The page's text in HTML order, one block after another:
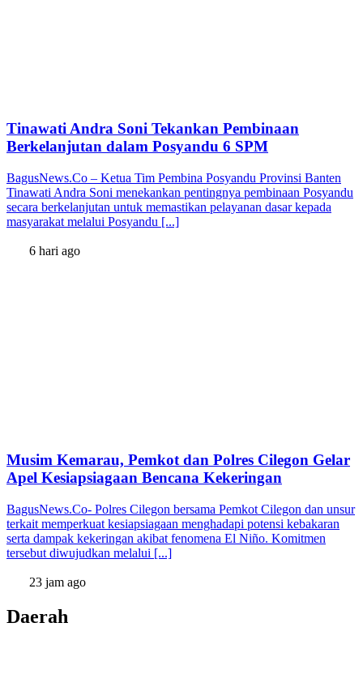
Tinawati Andra Soni Tekankan Pembinaan
Berkelanjutan dalam Posyandu 6 SPM
BagusNews.Co – Ketua Tim Pembina Posyandu Provinsi Banten
Tinawati Andra Soni menekankan pentingnya pembinaan Posyandu
secara berkelanjutan untuk memastikan pelayanan dasar kepada
masyarakat melalui Posyandu [...]
6 hari ago
Musim Kemarau, Pemkot dan Polres Cilegon Gelar
Apel Kesiapsiagaan Bencana Kekeringan
BagusNews.Co- Polres Cilegon bersama Pemkot Cilegon dan unsur
terkait memperkuat kesiapsiagaan menghadapi potensi kebakaran
serta dampak kekeringan akibat fenomena El Niño. Komitmen
tersebut diwujudkan melalui [...]
23 jam ago
Daerah